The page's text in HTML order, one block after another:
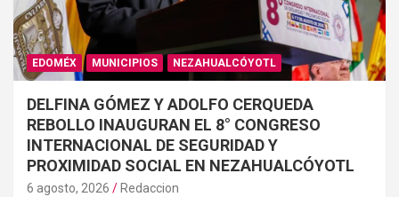
EDOMÉX MUNICIPIOS NEZAHUALCÓYOTL
DELFINA GÓMEZ Y ADOLFO CERQUEDA
REBOLLO INAUGURAN EL 8° CONGRESO
INTERNACIONAL DE SEGURIDAD Y
PROXIMIDAD SOCIAL EN NEZAHUALCÓYOTL
6 agosto, 2026 Redaccion